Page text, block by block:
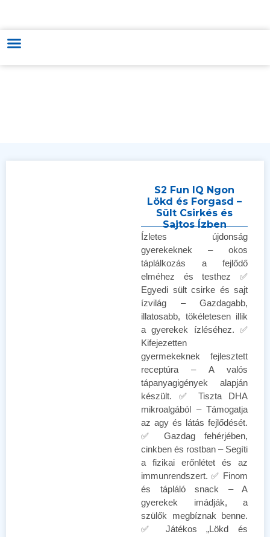
S2 Fun IQ Ngon
Lökd és Forgasd –
Sült Csirkés és
Sajtos Ízben
Ízletes újdonság
gyerekeknek – okos
táplálkozás a fejlődő
elméhez és testhez ✅
Egyedi sült csirke és sajt
ízvilág – Gazdagabb,
illatosabb, tökéletesen illik
a gyerekek ízléséhez. ✅
Kifejezetten
gyermekeknek fejlesztett
receptúra – A valós
tápanyagigények alapján
készült. ✅ Tiszta DHA
mikroalgából – Támogatja
az agy és látás fejlődését.
✅ Gazdag fehérjében,
cinkben és rostban – Segíti
a fizikai erőnlétet és az
immunrendszert. ✅ Finom
és tápláló snack – A
gyerekek imádják, a
szülők megbíznak benne.
✅ Játékos „Lökd és